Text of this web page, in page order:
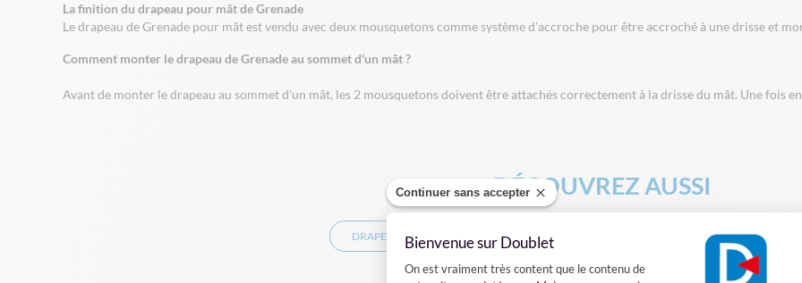
Continuer sans accepter
Bienvenue sur Doublet
Plateforme de Gestion du Consentement
On est vraiment très content que le contenu de
La finition du drapeau pour mât de Grenade
Le drapeau de Grenade pour mât est vendu avec deux mousquetons comme système d'accroche pour être accroché à une drisse et
Comment monter le drapeau de Grenade au sommet d'un mât ?
Avant de monter le drapeau au sommet d'un mât, les 2 mousquetons doivent être attachés correctement à la drisse du mât. Une fois
DÉCOUVREZ AUSSI
DRAPEAU DE SUPPORTERS MÂT TÉLÉSCOPIQUE POUR DRAPEAU MAT